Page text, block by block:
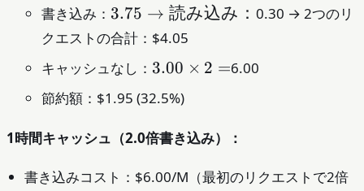
書き込み： 3.75
→
読み
込
み：
3.75 → 読み込み： 0.30 → 2つのリ
クエストの合計：$4.05
キャッシュなし： 3.00
=
3.00 × 2 =6.00
節約額：$1.95 (32.5%)
1時間キャッシュ（2.0倍書き込み）：
書き込みコスト：$6.00/M（最初のリクエストで2倍